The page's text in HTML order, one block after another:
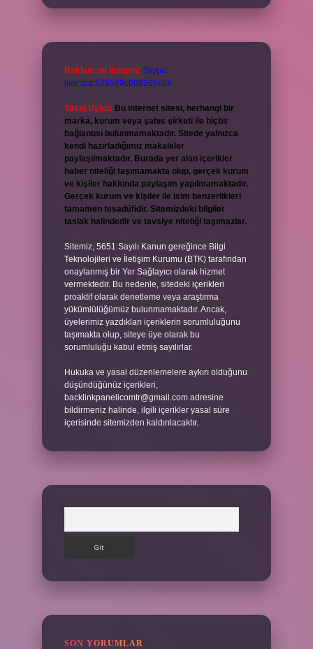
Reklam ve İletişim: Skype:
live:.cid.575569c608265c69
Yasal Uyarı: Bu internet sitesi, herhangi bir
marka, kurum veya şahıs şirketi ile hiçbir
bağlantısı bulunmamaktadır. Sitede yalnızca
kendi hazırladığımız makaleler
paylaşılmaktadır. Burada yer alan içerikler
haber niteliği taşımamakta olup, gerçek kurum
ve kişiler hakkında paylaşım yapılmamaktadır.
Gerçek kurum ve kişiler ile isim benzerlikleri
tamamen tesadüfidir. Sitemizdeki bilgiler
taslak halindedir ve tavsiye niteliği taşımazlar.
Sitemiz, 5651 Sayılı Kanun gereğince Bilgi
Teknolojileri ve İletişim Kurumu (BTK) tarafından
onaylanmış bir Yer Sağlayıcı olarak hizmet
vermektedir. Bu nedenle, sitedeki içerikleri
proaktif olarak denetleme veya araştırma
yükümlülüğümüz bulunmamaktadır. Ancak,
üyelerimiz yazdıkları içeriklerin sorumluluğunu
taşımakta olup, siteye üye olarak bu
sorumluluğu kabul etmiş sayılırlar.
Hukuka ve yasal düzenlemelere aykırı olduğunu
düşündüğünüz içerikleri,
backlinkpanelicomtr@gmail.com adresine
bildirmeniz halinde, ilgili içerikler yasal süre
içerisinde sitemizden kaldırılacaktır.
SON YORUMLAR